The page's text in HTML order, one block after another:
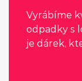
Vyrábíme
odpadky s
je dárek,